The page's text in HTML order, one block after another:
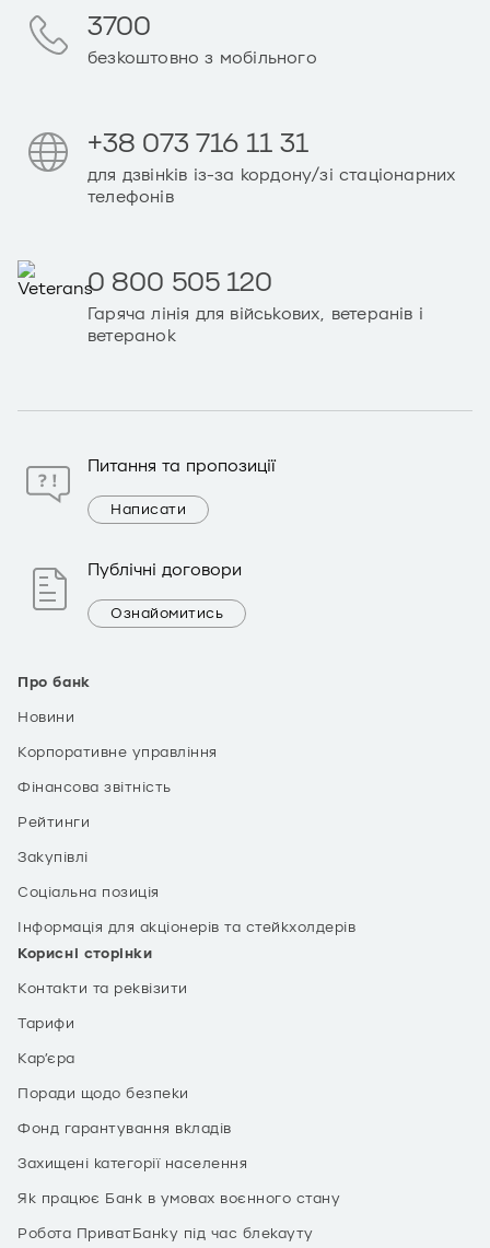
Про банк
Новини
Корпоративне управління
Фінансова звітність
Рейтинги
Закупівлі
Соціальна позиція
Інформація для акціонерів та стейкхолдерів
Корисні сторінки
Контакти та реквізити
Тарифи
Кар’єра
Поради щодо безпеки
Фонд гарантування вкладів
Захищені категорії населення
Як працює Банк в умовах воєнного стану
Робота ПриватБанку під час блекауту
3700
безкоштовно з мобільного
+38 073 716 11 31
для дзвінків із-за кордону/зі стаціонарних
телефонів
0 800 505 120
Гаряча лінія для військових, ветеранів і
ветеранок
Питання та пропозиції
Написати
Публічні договори
Ознайомитись